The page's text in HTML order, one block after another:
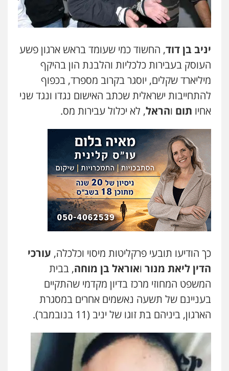
יניב בן דוד, החשוד כמי שעומד בראש ארגון פשע
העוסק בעבירות כלכליות והלבנת הון בהיקף
מיליארד שקלים, יוסגר בקרוב מספרד, בכפוף
להתחייבות ישראלית שכתב האישום נגדו ונגד שני
אחיו תום והראל, לא יכלול עבירות מס.
כך הודיעו תובעי פרקליטות מיסוי וכלכלה, עורכי
הדין ליאת מנור ואוראל בן מוחה, בבית
המשפט המחוזי מרכז בדיון מקדמי שהתקיים
בעניינם של תשעה נאשמים אחרים במסגרת
הארגון, ביניהם בת זוגו של יניב (11 בנובמבר).